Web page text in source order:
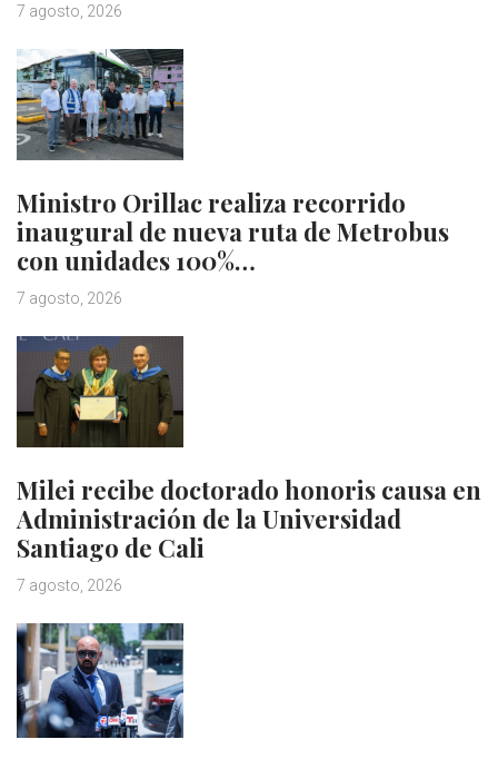
7 agosto, 2026
Ministro Orillac realiza recorrido
inaugural de nueva ruta de Metrobus
con unidades 100%…
7 agosto, 2026
Milei recibe doctorado honoris causa en
Administración de la Universidad
Santiago de Cali
7 agosto, 2026